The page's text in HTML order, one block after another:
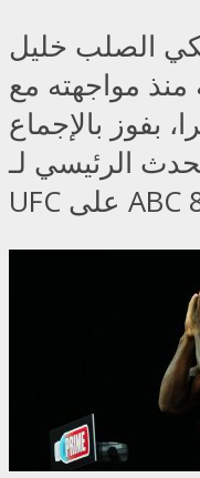
الصلب خليل
منذ مواجهته مع
بفوز بالإجماع
الرئيسي لـ